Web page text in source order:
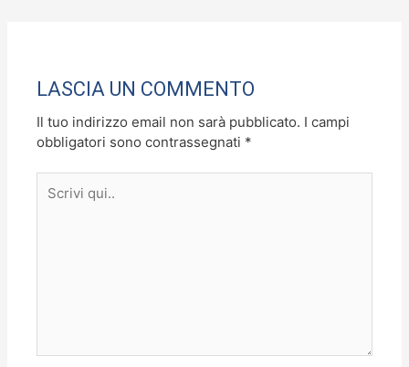
o
k
n
LASCIA UN COMMENTO
Il tuo indirizzo email non sarà pubblicato. I campi
obbligatori sono contrassegnati *
qui..